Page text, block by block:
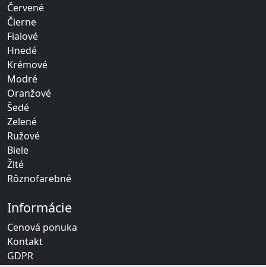
Červené
Čierne
Fialové
Hnedé
Krémové
Modré
Oranžové
Šedé
Zelené
Ružové
Biele
Žlté
Rôznofarebné
Informácie
Cenová ponuka
Kontakt
GDPR